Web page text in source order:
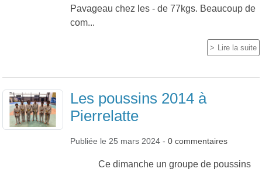
Pavageau chez les - de 77kgs. Beaucoup de
com...
Lire la suite
Les poussins 2014 à
Pierrelatte
Publiée le 25 mars 2024 - 0 commentaires
Ce dimanche un groupe de poussins